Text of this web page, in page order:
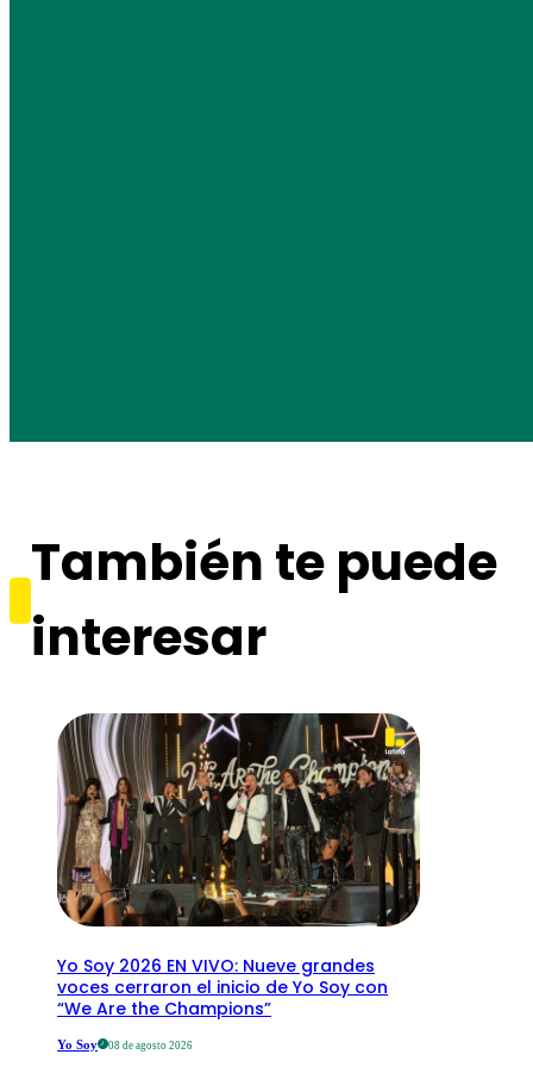
También te puede
interesar
Yo Soy 2026 EN VIVO: Nueve grandes
voces cerraron el inicio de Yo Soy con
“We Are the Champions”
Yo Soy 08 de agosto 2026